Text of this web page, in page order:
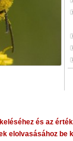
és az
elolvasásához be